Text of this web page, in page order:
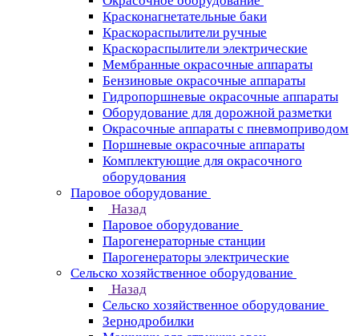
Красконагнетательные баки
Краскораспылители ручные
Краскораспылители электрические
Мембранные окрасочные аппараты
Бензиновые окрасочные аппараты
Гидропоршневые окрасочные аппараты
Оборудование для дорожной разметки
Окрасочные аппараты с пневмоприводом
Поршневые окрасочные аппараты
Комплектующие для окрасочного
оборудования
Паровое оборудование
Назад
Паровое оборудование
Парогенераторные станции
Парогенераторы электрические
Сельско хозяйственное оборудование
Назад
Сельско хозяйственное оборудование
Зернодробилки